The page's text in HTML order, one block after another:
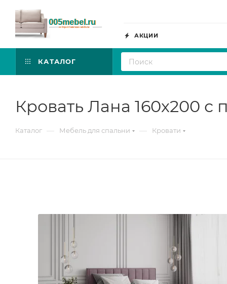
АКЦИИ
КАТАЛОГ
Кровать Лана 160х200
Каталог — Мебель для спальни — Кровати